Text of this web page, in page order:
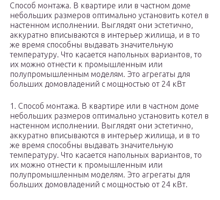
Способ монтажа. В квартире или в частном доме
небольших размеров оптимально установить котел в
настенном исполнении. Выглядят они эстетично,
аккуратно вписываются в интерьер жилища, и в то
же время способны выдавать значительную
температуру. Что касается напольных вариантов, то
их можно отнести к промышленным или
полупромышленным моделям. Это агрегаты для
больших домовладений с мощностью от 24 кВт
1. Способ монтажа. В квартире или в частном доме
небольших размеров оптимально установить котел в
настенном исполнении. Выглядят они эстетично,
аккуратно вписываются в интерьер жилища, и в то
же время способны выдавать значительную
температуру. Что касается напольных вариантов, то
их можно отнести к промышленным или
полупромышленным моделям. Это агрегаты для
больших домовладений с мощностью от 24 кВт.